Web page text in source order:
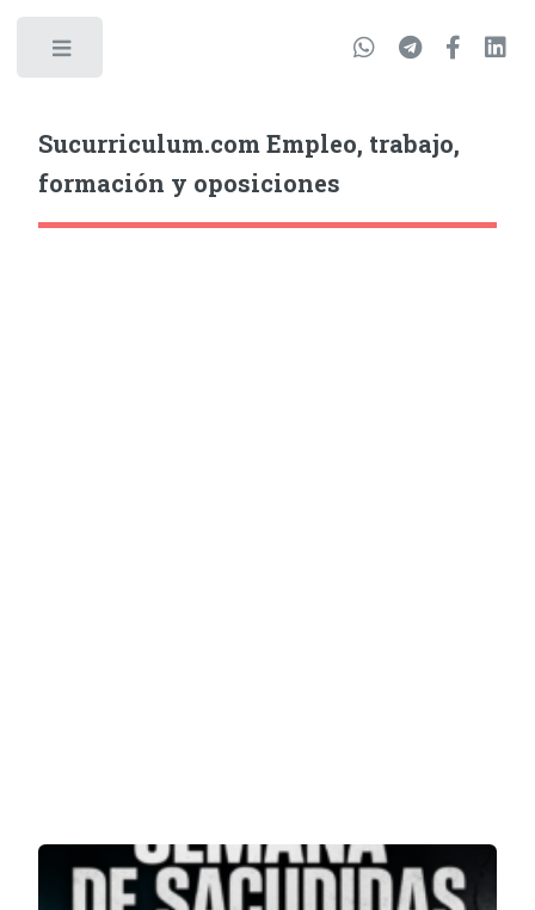
Sucurriculum.com Empleo, trabajo,
formación y oposiciones